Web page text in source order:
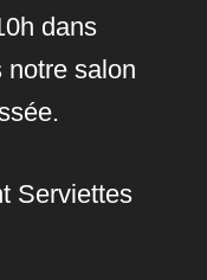
dans
notre salon
Serviettes